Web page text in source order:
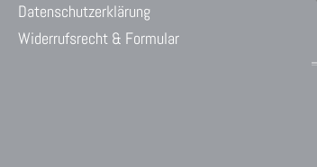
Datenschutzerklärung
Widerrufsrecht & Formular